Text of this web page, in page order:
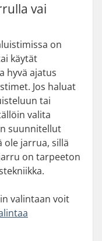
vai
on
käytät
hyvä ajatus
Jos haluat
tai
valita
suunnitellut
ole jarrua, sillä
on tarpeeton
valintaan voit